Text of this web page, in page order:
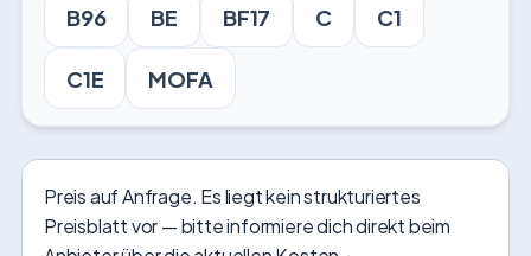
B96 BE BF17 C C1
C1E MOFA
Preis auf Anfrage. Es liegt kein strukturiertes
Preisblatt vor — bitte informiere dich direkt beim